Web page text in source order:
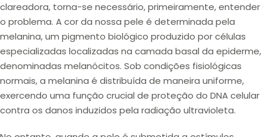
clareadora, torna-se necessário, primeiramente, entender
o problema. A cor da nossa pele é determinada pela
melanina, um pigmento biológico produzido por células
especializadas localizadas na camada basal da epiderme,
denominadas melanócitos. Sob condições fisiológicas
normais, a melanina é distribuída de maneira uniforme,
exercendo uma função crucial de proteção do DNA celular
contra os danos induzidos pela radiação ultravioleta.